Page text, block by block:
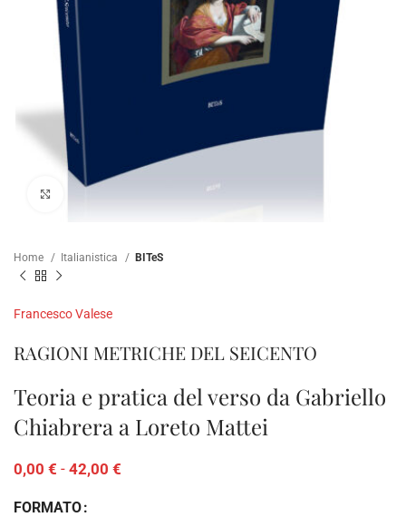
Home Italianistica BITeS
Francesco Valese
RAGIONI METRICHE DEL SEICENTO
Teoria e pratica del verso da Gabriello
Chiabrera a Loreto Mattei
0,00 € - 42,00 €
FORMATO